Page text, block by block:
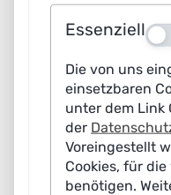
weiterhin zentral sei in
Entscheidung müsse
KI-Anwendungen als
Verfügung stehen.
Ist die Justiz bereit für KI?
Stefan Schifferdecker,
Essenziell
Die von uns
einsetzbaren
unter dem Link
der
Voreingestellt
Cookies, für
benötigen.